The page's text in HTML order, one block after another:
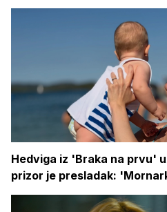
Hedviga iz 'Braka na prvu'
prizor je presladak: